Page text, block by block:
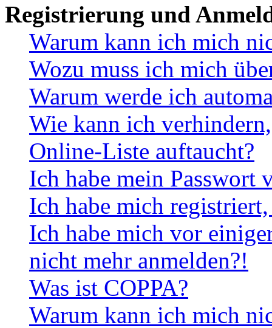
Registrierung und
Warum kann ich mich
Wozu muss ich mich
Warum werde ich
Wie kann ich
Online-Liste auftaucht?
Ich habe mein Passwort
Ich habe mich
Ich habe mich vor
nicht mehr anmelden?!
Was ist COPPA?
Warum kann ich mich